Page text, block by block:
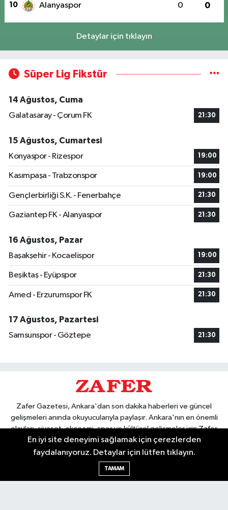
10 Alanyaspor 0 0
Detaylar için tıklayın
Süper Lig Fikstür
14 Ağustos, Cuma
Galatasaray - Çorum FK
21:30
15 Ağustos, Cumartesi
Konyaspor - Rizespor
19:00
Kasımpaşa - Trabzonspor 19:00
Gençlerbirliği S.K. - Fenerbahçe 21:30
Gaziantep FK - Alanyaspor 21:30
16 Ağustos, Pazar
Başakşehir - Kocaelispor
19:00
Beşiktaş - Eyüpspor 21:30
Amed - Erzurumspor FK 21:30
17 Ağustos, Pazartesi
Samsunspor - Göztepe
21:30
Zafer Gazetesi, Ankara'dan son dakika haberleri ve güncel
gelişmeleri anında okuyucularıyla paylaşır. Ankara'nın en önemli
olayları, siyaset, ekonomi, spor ve kültürel gelişmeler için Zafer
Gazetesi'ni takip edin. Başkentin güvendiği haber kaynağı.
En iyi site deneyimi sağlamak için çerezlerden
faydalanıyoruz. Detaylar için lütfen tıklayın.
TAMAM